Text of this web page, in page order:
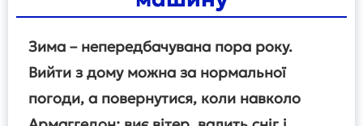
Зима – непередбачувана пора року.
Вийти з дому можна за нормальної
погоди, а повернутися, коли навколо